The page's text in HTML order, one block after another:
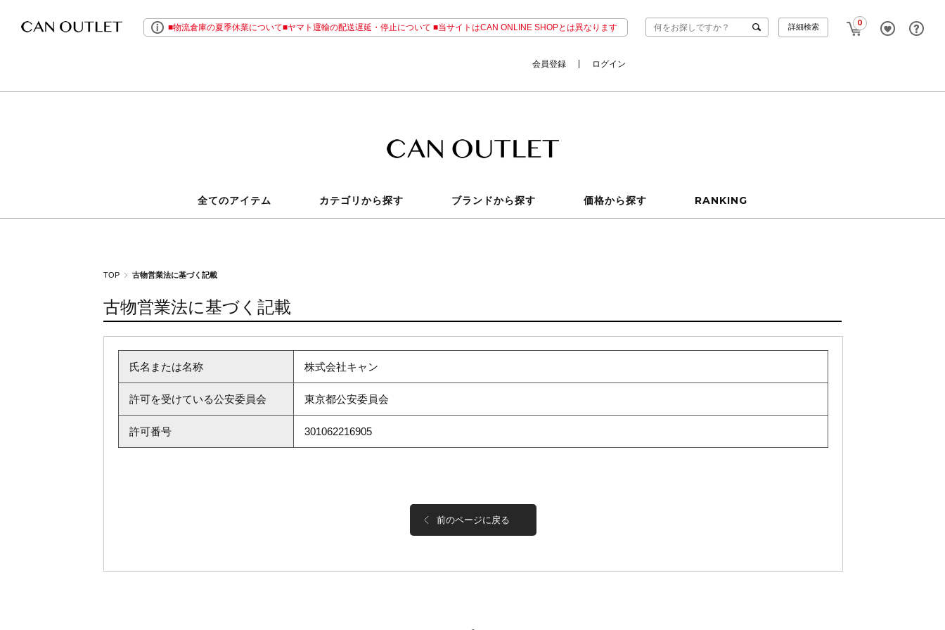
■物流倉庫の夏季休業について■ヤマト運輸の配送遅延・停止について ■当サイトはCAN ONLINE SHOPとは異なります 0
詳細検索
会員登録 ログイン
全てのアイテム カテゴリから探す ブランドから探す 価格から探す RANKING
TOP 古物営業法に基づく記載
古物営業法に基づく記載
氏名または名称 株式会社キャン
許可を受けている公安委員会 東京都公安委員会
許可番号 301062216905
前のページに戻る